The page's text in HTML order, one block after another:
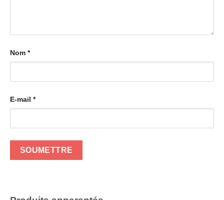
Nom *
E-mail *